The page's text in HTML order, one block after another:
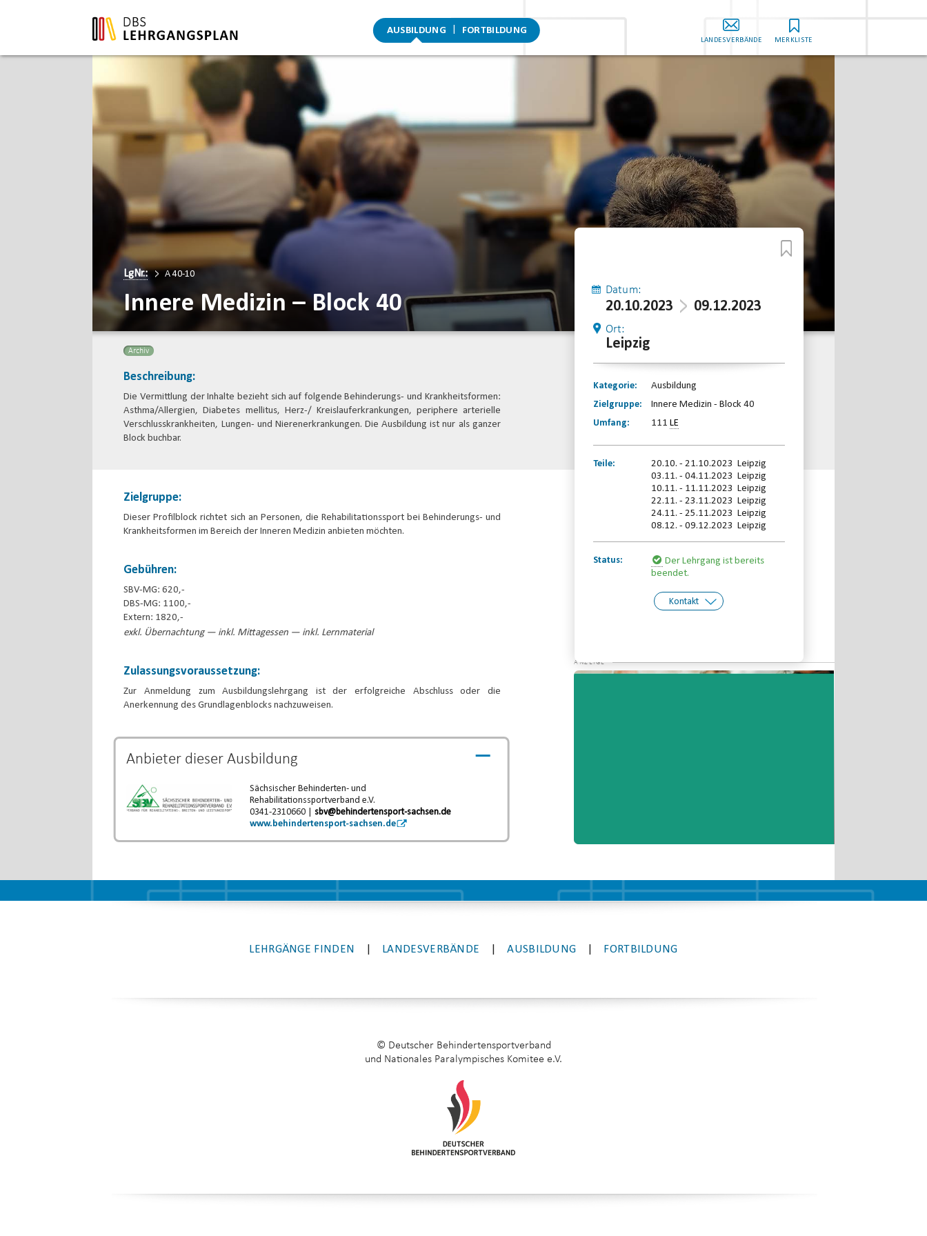
AUSBILDUNG FORTBILDUNG
LANDESVERBÄNDE MERKLISTE
LgNr.: A 40-10
Innere Medizin – Block 40
Datum:
20.10.2023 09.12.2023
Ort:
Leipzig
Kategorie:
Ausbildung
Zielgruppe:
Innere Medizin - Block 40
Umfang:
111 LE
Teile:
20.10. - 21.10.2023 Leipzig
03.11. - 04.11.2023 Leipzig
10.11. - 11.11.2023 Leipzig
22.11. - 23.11.2023 Leipzig
24.11. - 25.11.2023 Leipzig
08.12. - 09.12.2023 Leipzig
Status:
Der Lehrgang ist bereits
beendet.
Kontakt
Email
Archiv
Beschreibung:
Die Vermittlung der Inhalte bezieht sich auf folgende Behinderungs- und Krankheitsformen:
Asthma/Allergien, Diabetes mellitus, Herz-/ Kreislauferkrankungen, periphere arterielle
Verschlusskrankheiten, Lungen- und Nierenerkrankungen. Die Ausbildung ist nur als ganzer
Block buchbar.
Zielgruppe:
Dieser Profilblock richtet sich an Personen, die Rehabilitationssport bei Behinderungs- und
Krankheitsformen im Bereich der Inneren Medizin anbieten möchten.
Gebühren:
SBV-MG: 620,-
DBS-MG: 1100,-
Extern: 1820,-
exkl. Übernachtung — inkl. Mittagessen — inkl. Lernmaterial
Zulassungsvoraussetzung:
Zur Anmeldung zum Ausbildungslehrgang ist der erfolgreiche Abschluss oder die
Anerkennung des Grundlagenblocks nachzuweisen.
Anbieter dieserAusbildung
Sächsischer Behinderten- und
Rehabilitationssportverband e.V.
0341-2310660 | sbv@behindertensport-sachsen.de
www.behindertensport-sachsen.de
Video-
LEHRGÄNGE FINDEN LANDESVERBÄNDE AUSBILDUNG FORTBILDUNG
© Deutscher Behindertensportverband
und Nationales Paralympisches Komitee e.V.